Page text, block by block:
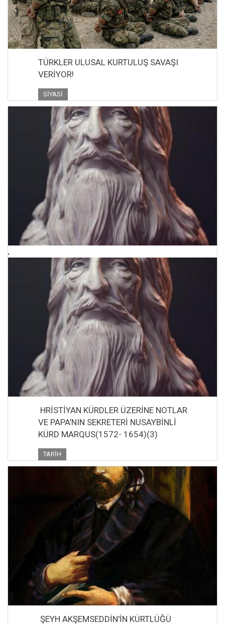
TÜRKLER ULUSAL KURTULUŞ SAVAŞI
VERİYOR!
SIYASI
,
HRİSTİYAN KÜRDLER ÜZERİNE NOTLAR
VE PAPA’NIN SEKRETERİ NUSAYBİNLİ
KÜRD MARQUS(1572- 1654)(3)
TARIH
ŞEYH AKŞEMSEDDİN'İN KÜRTLÜĞÜ